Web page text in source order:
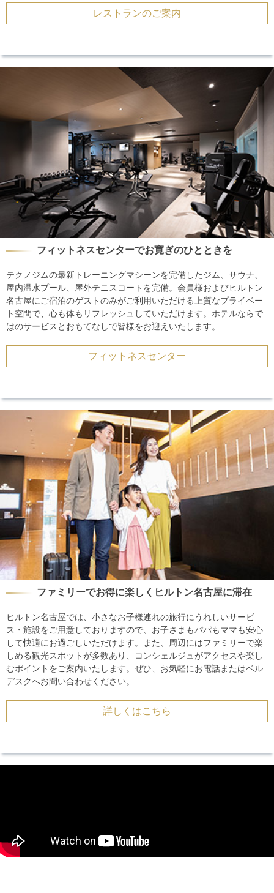
レストランのご案内
フィットネスセンターでお寛ぎのひとときを
テクノジムの最新トレーニングマシーンを完備したジム、サウナ、
屋内温水プール、屋外テニスコートを完備。会員様およびヒルトン
名古屋にご宿泊のゲストのみがご利用いただける上質なプライベー
ト空間で、心も体もリフレッシュしていただけます。ホテルならで
はのサービスとおもてなしで皆様をお迎えいたします。
フィットネスセンター
ファミリーでお得に楽しくヒルトン名古屋に滞在
ヒルトン名古屋では、小さなお子様連れの旅行にうれしいサービ
ス・施設をご用意しておりますので、お子さまもパパもママも安心
して快適にお過ごしいただけます。また、周辺にはファミリーで楽
しめる観光スポットが多数あり、コンシェルジュがアクセスや楽し
むポイントをご案内いたします。ぜひ、お気軽にお電話またはベル
デスクへお問い合わせください。
詳しくはこちら